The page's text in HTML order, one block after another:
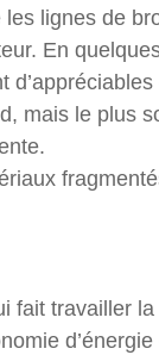
lignes de
En
mais le plus
fait travailler